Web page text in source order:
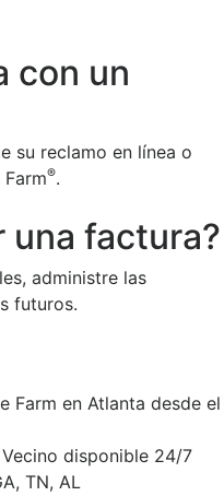
con un
su reclamo en línea o
®.
una factura?
administre las
futuros.
Farm en Atlanta desde el
disponible 24/7
TN, AL